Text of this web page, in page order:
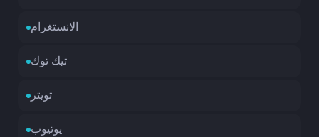
الانستغرام
تيك توك
تويتر
يوتيوب